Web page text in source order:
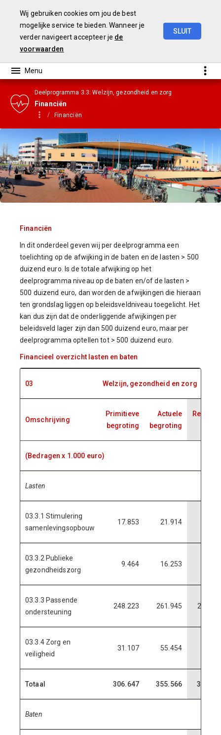
Wij gebruiken cookies om jou de best
mogelijke service te bieden. Wanneer je
verder navigeert accepteer je de
voorwaarden
SLUIT
Deelprogramma 3.3: Welzijn, gezondheid en zorg
Financiën
Financiën
Financiën
In dit onderdeel geven wij per deelprogramma een
toelichting op de afwijking in de baten en de lasten > 500
duizend euro. Is de totale afwijking op het
deelprogramma niveau op de baten en/of de lasten >
500 duizend euro, dan worden de afwijkingen die hieraan
ten grondslag liggen op beleidsveldniveau toegelicht. Het
kan dus zijn dat de onderliggende afwijkingen per
beleidsveld lager zijn dan 500 duizend euro, maar per
deelprogramma optellen tot > 500 duizend euro.
Financieel overzicht lasten en baten
03 Welzijn, gezondheid en zorg
Omschrijving
Primitieve
begroting
Actuele
begroting
(Bedragen x 1.000 euro)
Lasten
03.3.1 Stimulering
samenlevingsopbouw
17.853 21.914
03.3.2 Publieke
gezondheidszorg
9.464 16.253
03.3.3 Passende
ondersteuning
248.223 261.945
03.3.4 Zorg en
veiligheid
31.107 55.454
Totaal 306.647 355.566
Baten